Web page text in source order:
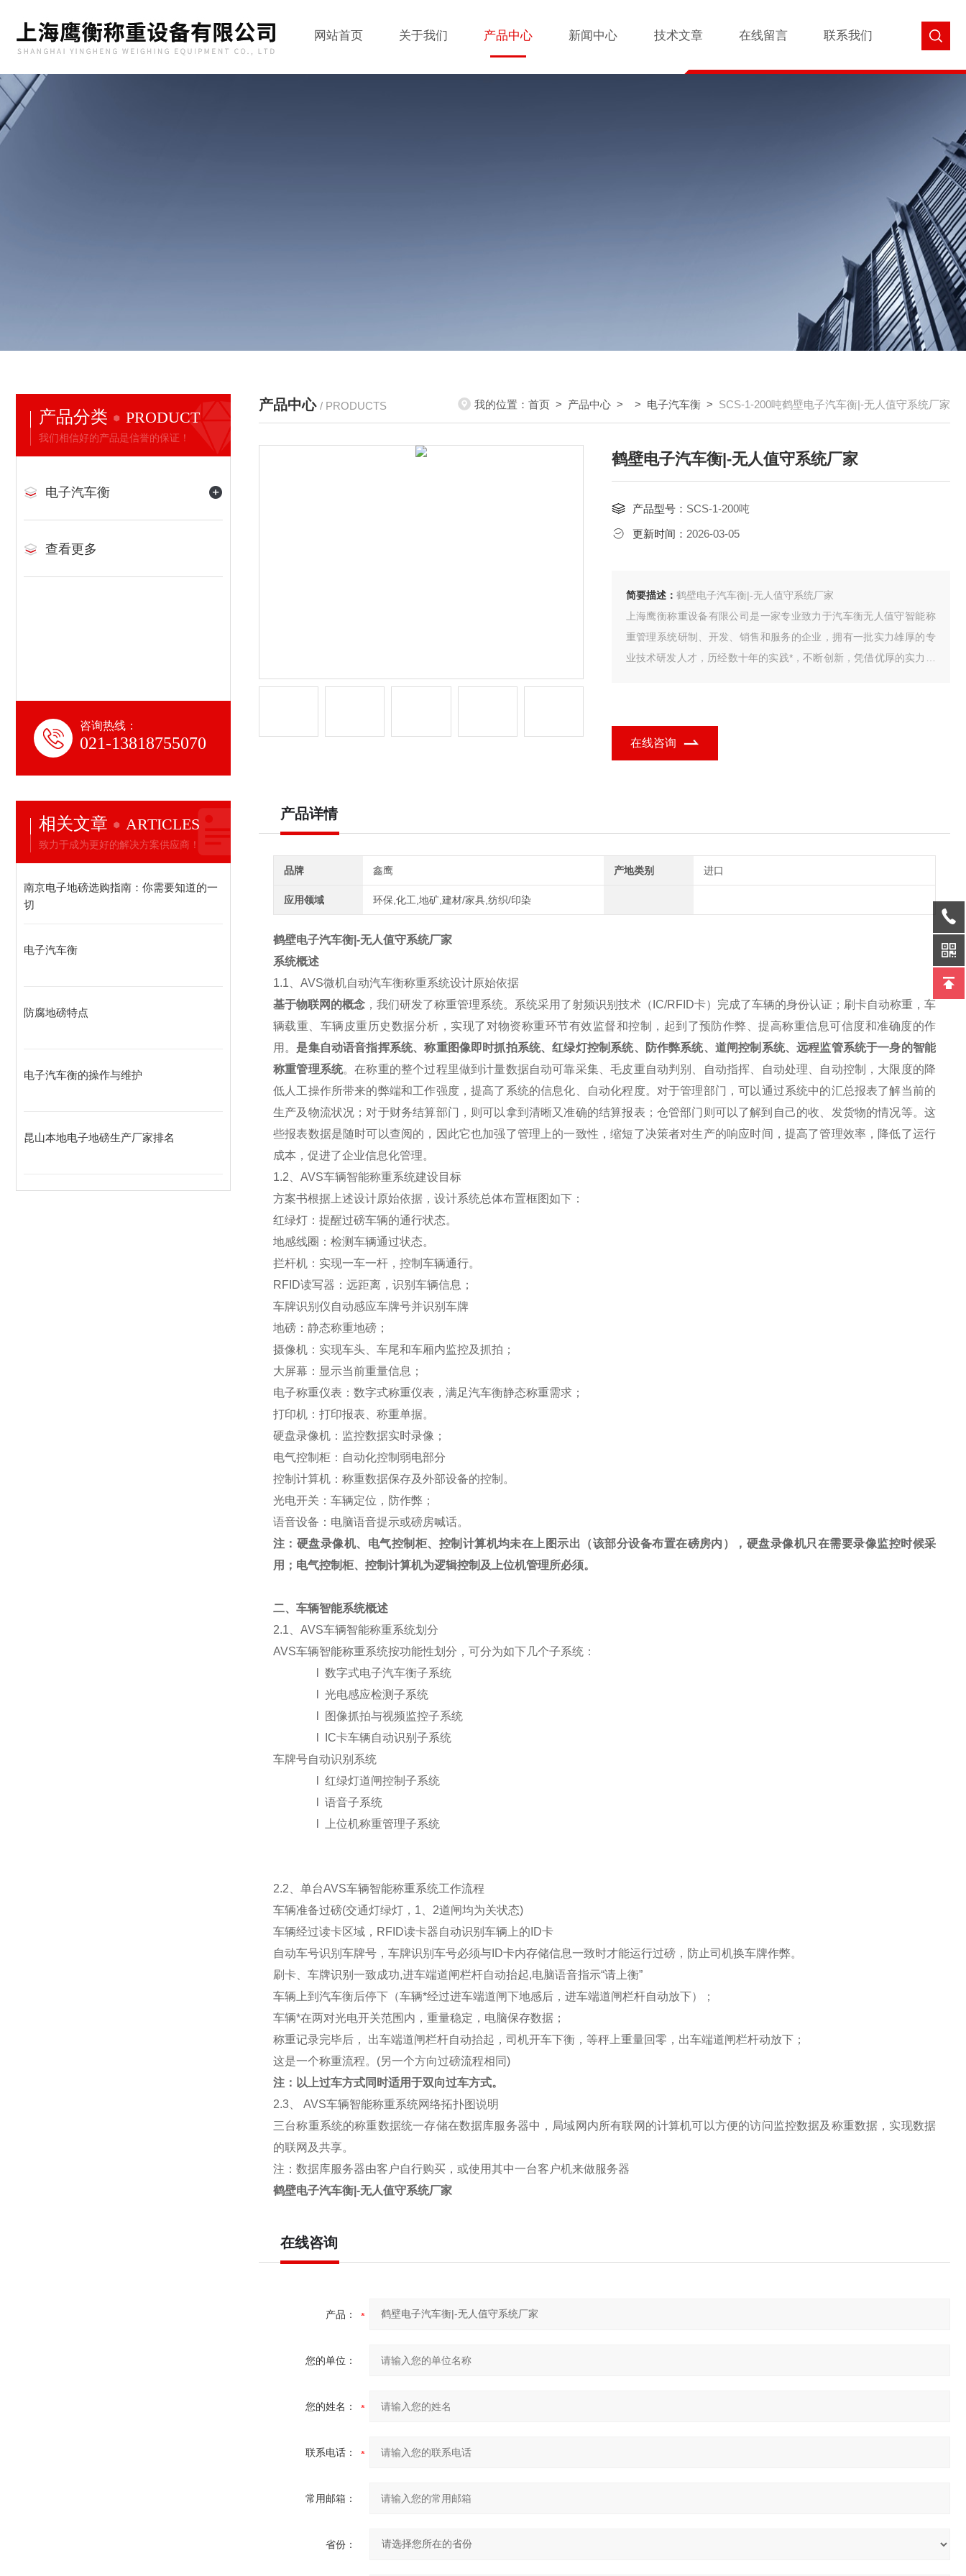
网站首页 关于我们 产品中心 新闻中心 技术文章 在线留言 联系我们
产品分类 PRODUCT
我们相信好的产品是信誉的保证！
电子汽车衡
查看更多
咨询热线：
021-13818755070
相关文章 ARTICLES
致力于成为更好的解决方案供应商！
南京电子地磅选购指南：你需要知道的一
切
电子汽车衡
防腐地磅特点
电子汽车衡的操作与维护
昆山本地电子地磅生产厂家排名
产品中心 / PRODUCTS 我的位置： 首页 > 产品中心 > > 电子汽车衡 > SCS-1-200吨鹤壁电子汽车衡|-无人值守系统厂家
鹤壁电子汽车衡|-无人值守系统厂家
产品型号： SCS-1-200吨
更新时间： 2026-03-05
简要描述： 鹤壁电子汽车衡|-无人值守系统厂家
上海鹰衡称重设备有限公司是一家专业致力于汽车衡无人值守智能称
重管理系统研制、开发、销售和服务的企业，拥有一批实力雄厚的专
业技术研发人才，历经数十年的实践*，不断创新，凭借优厚的实力为
在线咨询
产品详情
品牌 鑫鹰 产地类别 进口
应用领域 环保,化工,地矿,建材/家具,纺织/印染
鹤壁电子汽车衡|-无人值守系统厂家
系统概述
1.1
AVS微机自动汽车衡称重系统设计原始依据
基于物联网的概念 ，我们研发了称重管理系统。系统采用了射频识别技术（IC/RFID卡）完成了车辆的身份认证；刷卡自动称重，车
辆载重、车辆皮重历史数据分析，实现了对物资称重环节有效监督和控制，起到了预防作弊、提高称重信息可信度和准确度的作
用。 是集自动语音指挥系统、称重图像即时抓拍系统、红绿灯控制系统、防作弊系统、道闸控制系统、远程监管系统于一身的智能
称重管理系统。在称重的整个过程里做到计量数据自动可靠采集、毛皮重自动判别、自动指挥、自动处理、自动控制，大限度的降
低人工操作所带来的弊端和工作强度，提高了系统的信息化、自动化程度。对于管理部门，可以通过系统中的汇总报表了解当前的
生产及物流状况；对于财务结算部门，则可以拿到清晰又准确的结算报表；仓管部门则可以了解到自己的收、发货物的情况等。这
些报表数据是随时可以查阅的，因此它也加强了管理上的一致性，缩短了决策者对生产的响应时间，提高了管理效率，降低了运行
成本，促进了企业信息化管理。
1.2 、AVS车辆智能称重系统建设目标
方案书根据上述设计原始依据，设计系统总体布置框图如下：
红绿灯：提醒过磅车辆的通行状态。
地感线圈：检测车辆通过状态。
拦杆机：实现一车一杆，控制车辆通行。
RFID读写器：远距离，识别车辆信息；
车牌识别仪自动感应车牌号并识别车牌
地磅：静态称重地磅；
摄像机：实现车头、车尾和车厢内监控及抓拍；
大屏幕：显示当前重量信息；
电子称重仪表：数字式称重仪表，满足汽车衡静态称重需求；
打印机：打印报表、称重单据。
硬盘录像机：监控数据实时录像；
电气控制柜：自动化控制弱电部分
控制计算机：称重数据保存及外部设备的控制。
光电开关：车辆定位，防作弊；
语音设备：电脑语音提示或磅房喊话。
注：硬盘录像机、电气控制柜、控制计算机均未在上图示出（该部分设备布置在磅房内），硬盘录像机只在需要录像监控时候采
用；电气控制柜、控制计算机为逻辑控制及上位机管理所必须。
二、车辆智能系统概述
2.1 、AVS车辆智能称重系统划分
AVS车辆智能称重系统按功能性划分，可分为如下几个子系统：
数字式电子汽车衡子系统
光电感应检测子系统
图像抓拍与视频监控子系统
IC卡车辆自动识别子系统
车牌号自动识别系统
红绿灯道闸控制子系统
语音子系统
上位机称重管理子系统
2.2 、单台AVS车辆智能称重系统工作流程
车辆准备过磅(交通灯绿灯，1、2道闸均为关状态)
车辆经过读卡区域，RFID读卡器自动识别车辆上的ID卡
自动车号识别车牌号，车牌识别车号必须与ID卡内存储信息一致时才能运行过磅，防止司机换车牌作弊。
刷卡、车牌识别一致成功,进车端道闸栏杆自动抬起,电脑语音指示“请上衡”
车辆上到汽车衡后停下（车辆*经过进车端道闸下地感后，进车端道闸栏杆自动放下）；
车辆*在两对光电开关范围内，重量稳定，电脑保存数据；
称重记录完毕后， 出车端道闸栏杆自动抬起，司机开车下衡，等秤上重量回零，出车端道闸栏杆动放下；
这是一个称重流程。(另一个方向过磅流程相同)
注：以上过车方式同时适用于双向过车方式。
2.3 、 AVS车辆智能称重系统网络拓扑图说明
三台称重系统的称重数据统一存储在数据库服务器中，局域网内所有联网的计算机可以方便的访问监控数据及称重数据，实现数据
的联网及共享。
注：数据库服务器由客户自行购买，或使用其中一台客户机来做服务器
鹤壁电子汽车衡|-无人值守系统厂家
在线咨询
产品：
您的单位：
您的姓名：
联系电话：
常用邮箱：
省份：